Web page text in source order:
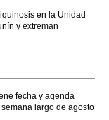
en la Unidad
y extreman
fecha y agenda
largo de agosto